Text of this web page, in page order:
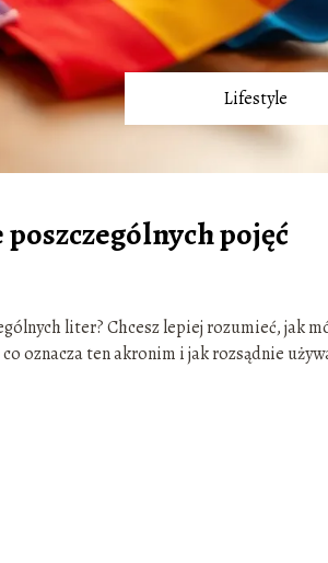
Lifestyle
pojęć
liter? Chcesz lepiej rozumieć, jak
oznacza ten akronim i jak rozsądnie